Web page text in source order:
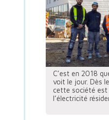
C’est en 2018
voit le jour. Dès
cette société est
l’électricité